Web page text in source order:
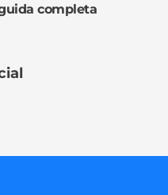
completa